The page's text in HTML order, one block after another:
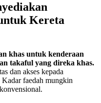
Kereta
khas untuk kenderaan
takaful yang direka khas.
dan akses kepada
Kadar faedah mungkin